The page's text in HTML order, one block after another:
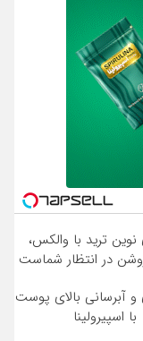
ترید با والکس،
در انتظار شماست
آبرسانی بالای پوست
با اسپیرولینا